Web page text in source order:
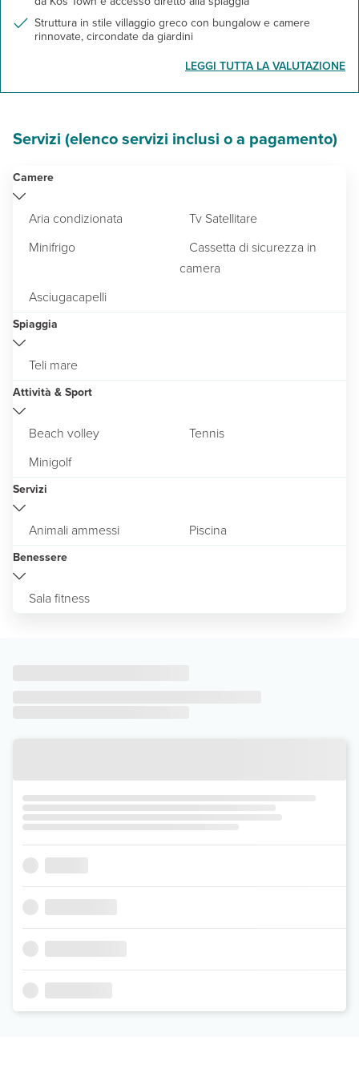
Struttura in stile villaggio greco con bungalow e camere
rinnovate, circondate da giardini
LEGGI TUTTA LA VALUTAZIONE
Servizi (elenco servizi inclusi o a pagamento)
Camere
Aria condizionata
Tv Satellitare
Minifrigo
Cassetta di sicurezza in
camera
Asciugacapelli
Spiaggia
Teli mare
Attività & Sport
Beach volley
Tennis
Minigolf
Servizi
Animali ammessi Piscina
Benessere
Sala fitness